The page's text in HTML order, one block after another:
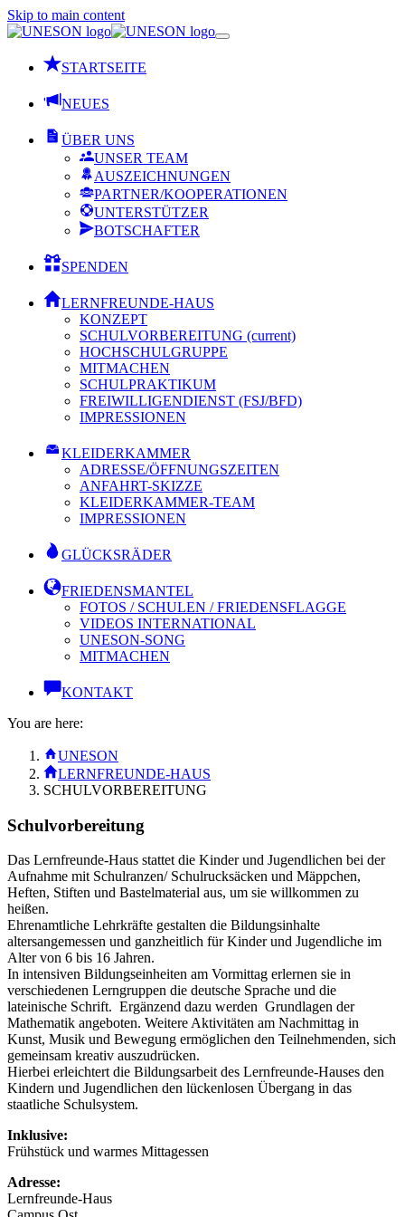
Skip to main content
STARTSEITE
NEUES
ÜBER UNS
UNSER TEAM
AUSZEICHNUNGEN
PARTNER/KOOPERATIONEN
UNTERSTÜTZER
BOTSCHAFTER
SPENDEN
LERNFREUNDE-HAUS
KONZEPT
SCHULVORBEREITUNG (current)
HOCHSCHULGRUPPE
MITMACHEN
SCHULPRAKTIKUM
FREIWILLIGENDIENST (FSJ/BFD)
IMPRESSIONEN
KLEIDERKAMMER
ADRESSE/ÖFFNUNGSZEITEN
ANFAHRT-SKIZZE
KLEIDERKAMMER-TEAM
IMPRESSIONEN
GLÜCKSRÄDER
FRIEDENSMANTEL
FOTOS / SCHULEN / FRIEDENSFLAGGE
VIDEOS INTERNATIONAL
UNESON-SONG
MITMACHEN
KONTAKT
You are here:
UNESON
LERNFREUNDE-HAUS
SCHULVORBEREITUNG
Schulvorbereitung
Das Lernfreunde-Haus stattet die Kinder und Jugendlichen bei der
Aufnahme mit Schulranzen/ Schulrucksäcken und Mäppchen,
Heften, Stiften und Bastelmaterial aus, um sie willkommen zu
heißen.
Ehrenamtliche Lehrkräfte gestalten die Bildungsinhalte
altersangemessen und ganzheitlich für Kinder und Jugendliche im
Alter von 6 bis 16 Jahren.
In intensiven Bildungseinheiten am Vormittag erlernen sie in
verschiedenen Lerngruppen die deutsche Sprache und die
lateinische Schrift. Ergänzend dazu werden Grundlagen der
Mathematik angeboten. Weitere Aktivitäten am Nachmittag in
Kunst, Musik und Bewegung ermöglichen den Teilnehmenden, sich
gemeinsam kreativ auszudrücken.
Hierbei erleichtert die Bildungsarbeit des Lernfreunde-Hauses den
Kindern und Jugendlichen den lückenlosen Übergang in das
staatliche Schulsystem.
Inklusive:
Frühstück und warmes Mittagessen
Adresse:
Lernfreunde-Haus